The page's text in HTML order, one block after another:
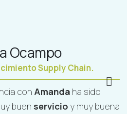
Ocampo
Supply Chain.
con Amanda ha sido
buen servicio y muy buena